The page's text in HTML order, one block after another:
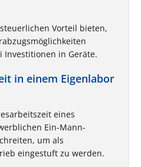
Vorteil bieten,
Investitionen in Geräte.
in einem Eigenlabor
eines
Ein-Mann-
um als
eingestuft zu werden.